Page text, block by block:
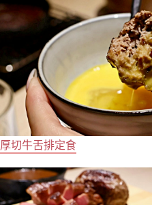
厚切牛舌排定食